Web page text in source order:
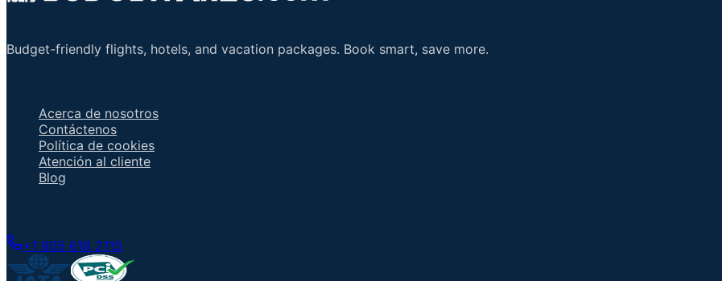
Budget-friendly flights, hotels, and vacation packages. Book smart, save more.
Acerca de nosotros
Contáctenos
Política de cookies
Atención al cliente
Blog
+1 805 618 2115